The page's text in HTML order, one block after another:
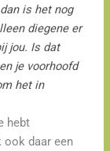
is het nog
diegene er
jou. Is dat
je voorhoofd
het in
hebt
ook daar een